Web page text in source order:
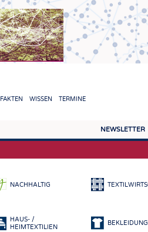
FAKTEN WISSEN TERMINE
NEWSLETTER
FASERN
GEWEBE
NACHHALTIG
HAUS- /
HEIMTEXTILIEN
BEKLEIDUNG